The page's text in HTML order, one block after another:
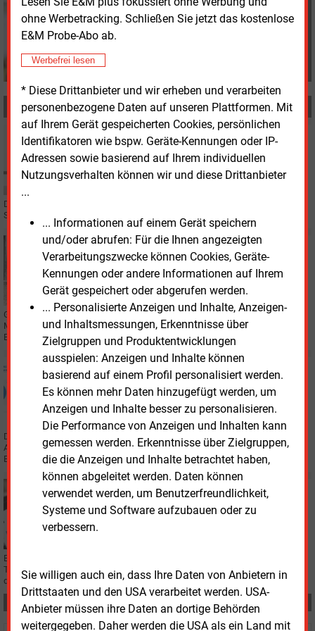
ohne Werbetracking. Schließen Sie jetzt das kostenlose
E&M Probe-Abo ab.
Werbefrei lesen
* Diese Drittanbieter und wir erheben und verarbeiten
personenbezogene Daten auf unseren Plattformen. Mit
auf Ihrem Gerät gespeicherten Cookies, persönlichen
Identifikatoren wie bspw. Geräte-Kennungen oder IP-
Adressen sowie basierend auf Ihrem individuellen
Nutzungsverhalten können wir und diese Drittanbieter
...
... Informationen auf einem Gerät speichern
und/oder abrufen: Für die Ihnen angezeigten
Verarbeitungszwecke können Cookies, Geräte-
Kennungen oder andere Informationen auf Ihrem
Gerät gespeichert oder abgerufen werden.
... Personalisierte Anzeigen und Inhalte, Anzeigen-
und Inhaltsmessungen, Erkenntnisse über
Zielgruppen und Produktentwicklungen
ausspielen: Anzeigen und Inhalte können
basierend auf einem Profil personalisiert werden.
Es können mehr Daten hinzugefügt werden, um
Anzeigen und Inhalte besser zu personalisieren.
Die Performance von Anzeigen und Inhalten kann
gemessen werden. Erkenntnisse über Zielgruppen,
die die Anzeigen und Inhalte betrachtet haben,
können abgeleitet werden. Daten können
verwendet werden, um Benutzerfreundlichkeit,
Systeme und Software aufzubauen oder zu
verbessern.
Sie willigen auch ein, dass Ihre Daten von Anbietern in
Drittstaaten und den USA verarbeitet werden. USA-
Anbieter müssen ihre Daten an dortige Behörden
weitergegeben. Daher werden die USA als ein Land mit
s.harmsen@energie-
und-management.de
MEHR ZUM THEMA
Mittwoch, 11.12.2024, 16:25
PERSONALIE
Leiter Unternehmensentwicklung verlässt DEW 21
Der Dortmunder Energieversorger DEW 21 muss sich einen neuen Leiter
Strategie & Transformation suchen.
Freitag, 11.10.2024, 14:31
WÄRME
Neues Biomasse-Heizkraftwerk in Mannheim am
Fernwärmenetz
Gut zwei Jahre Umbauzeit, 15 Millionen Euro Investitionskosten: Das
Mannheimer Energieunternehmen MVV Energie AG hat sein neues
Biomasse-Heizkraftwerk ans Fernwärmenetz angeschlossen.
STROMNETZ
Neues Zuteilungsverfahren für sehr große
Netzanschlüsse
Das Berliner Stromnetz ist stark gefordert. Damit auch große
Anschlussbegehren weiter befriedigt werden können, führt die Stromnetz
Berlin ein neues Vergabeverfahren ab 2025 ein.
Donnerstag, 10.10.2024, 15:37
Energiesparen beim Heizen verbraucherabhängig
Bei einem Termin in Berlin wurde eine Studie vom Zählerdienstleister
Techem vorgestellt. Im Jahr 2023 wurde in deutschen Mehrfamilienhäusern
deutliche Energie eingespart.
Teilen: